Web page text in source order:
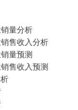
量分析
售收入分析
量预测
售收入预测